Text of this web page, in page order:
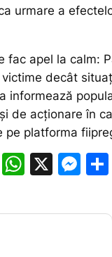
urmare a
fac apel la calm:
decât
informează
de acționare în
pe platforma
E
W
at
X
M
s